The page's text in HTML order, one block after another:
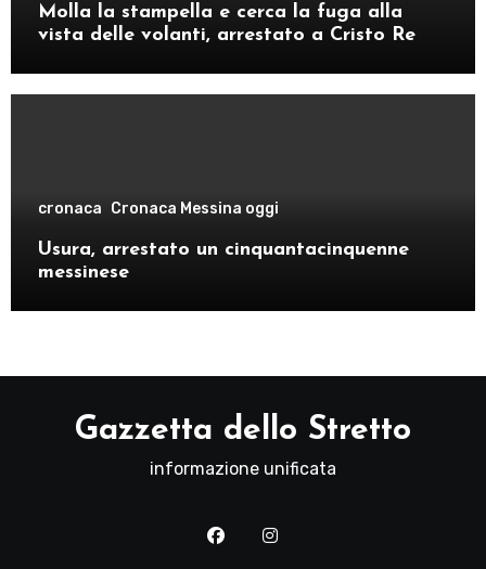
Molla la stampella e cerca la fuga alla
vista delle volanti, arrestato a Cristo Re
cronaca Cronaca Messina oggi
Usura, arrestato un cinquantacinquenne
messinese
Gazzetta dello Stretto
informazione unificata